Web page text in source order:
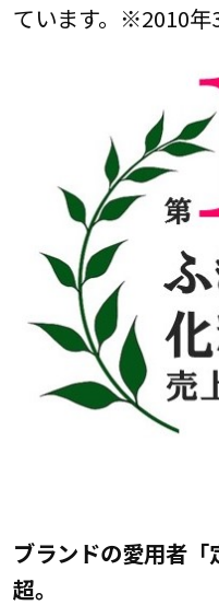
ています。※2010年
ブランドの愛用者「
超。